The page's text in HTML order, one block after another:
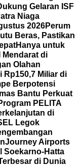
Gelaran ISF
Niaga
2026Perum
Beras, Pastikan
Hanya untuk
Mendarat di
Olahan
Rp150,7 Miliar di
Berpotensi
Bantu Perkuat
PELITA
di
Legok
InJourney Airports
Soekarno-Hatta
di Dunia